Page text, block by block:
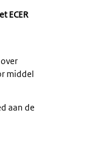
ECER
middel
aan de